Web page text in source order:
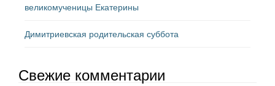
великомученицы Екатерины
Димитриевская родительская суббота
Свежие комментарии